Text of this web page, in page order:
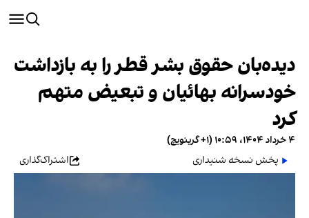
دیده‌بان حقوق بشر قطر را به بازداشت
خودسرانه بهائیان و تبعیض متهم
کرد
۴ خرداد ۱۴۰۴، ۱۰:۵۹ (‎+۱ گرینویچ)
پخش نسخه شنیداری
اشتراک‌گذاری